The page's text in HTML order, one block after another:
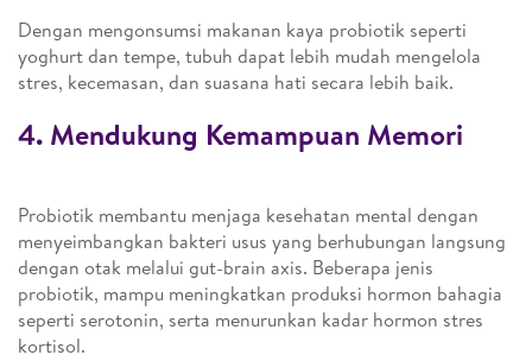
Dengan mengonsumsi makanan kaya probiotik seperti
yoghurt dan tempe, tubuh dapat lebih mudah mengelola
stres, kecemasan, dan suasana hati secara lebih baik.
4. Mendukung Kemampuan Memori
Probiotik membantu menjaga kesehatan mental dengan
menyeimbangkan bakteri usus yang berhubungan langsung
dengan otak melalui gut-brain axis. Beberapa jenis
probiotik, mampu meningkatkan produksi hormon bahagia
seperti serotonin, serta menurunkan kadar hormon stres
kortisol.